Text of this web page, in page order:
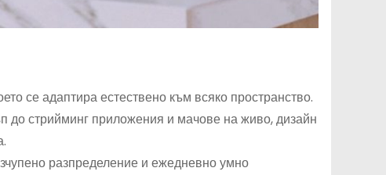
се адаптира естествено към всяко пространство.
до стрийминг приложения и мачове на живо, дизайн
разпределение и ежедневно умно